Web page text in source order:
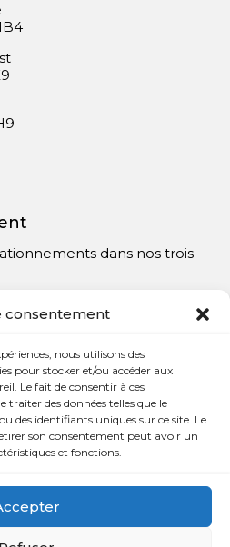
consentement
nous utilisons des
pour stocker et/ou accéder aux
Le fait de consentir à ces
des données telles que le
des identifiants uniques sur ce site. Le
son consentement peut avoir un
et fonctions.
dans nos trois
Dame